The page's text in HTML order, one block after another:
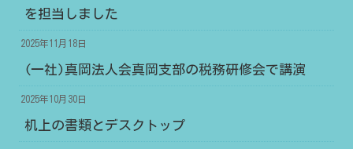
を担当しました
2025年11月18日
(一社)真岡法人会真岡支部の税務研修会で講演
2025年10月30日
机上の書類とデスクトップ